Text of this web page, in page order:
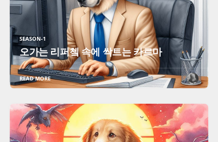
SEASON-1
오가는 리퍼쳌 속에 싹트는 카르마
READ MORE